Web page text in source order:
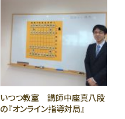
いつつ教室 講師中座真八段
の『オンライン指導対局』